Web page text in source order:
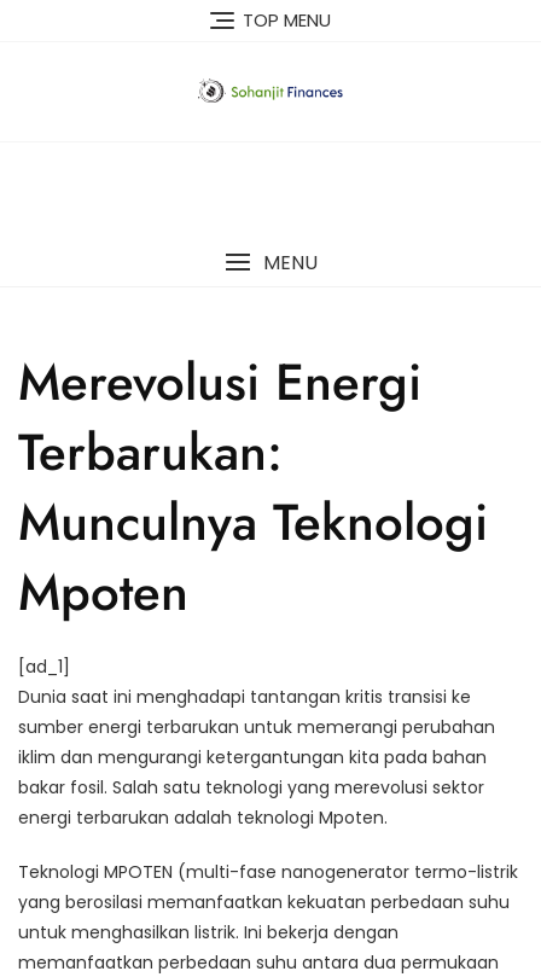
TOP MENU
MENU
Merevolusi Energi
Terbarukan:
Munculnya Teknologi
Mpoten
[ad_1]
Dunia saat ini menghadapi tantangan kritis transisi ke
sumber energi terbarukan untuk memerangi perubahan
iklim dan mengurangi ketergantungan kita pada bahan
bakar fosil. Salah satu teknologi yang merevolusi sektor
energi terbarukan adalah teknologi Mpoten.
Teknologi MPOTEN (multi-fase nanogenerator termo-listrik
yang berosilasi memanfaatkan kekuatan perbedaan suhu
untuk menghasilkan listrik. Ini bekerja dengan
memanfaatkan perbedaan suhu antara dua permukaan